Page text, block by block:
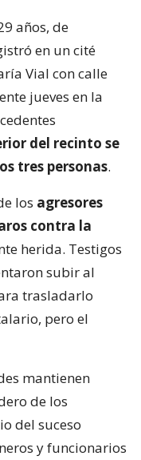
años, de
en un cité
Vial con calle
jueves en la
del recinto se
tres personas.
los agresores
contra la
herida. Testigos
subir al
trasladarlo
pero el
mantienen
de los
del suceso
y funcionarios